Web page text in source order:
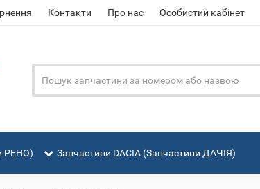
Контакти Про нас Особистий кабінет
РЕНО) Запчастини DACIA (Запчастини ДАЧІЯ)